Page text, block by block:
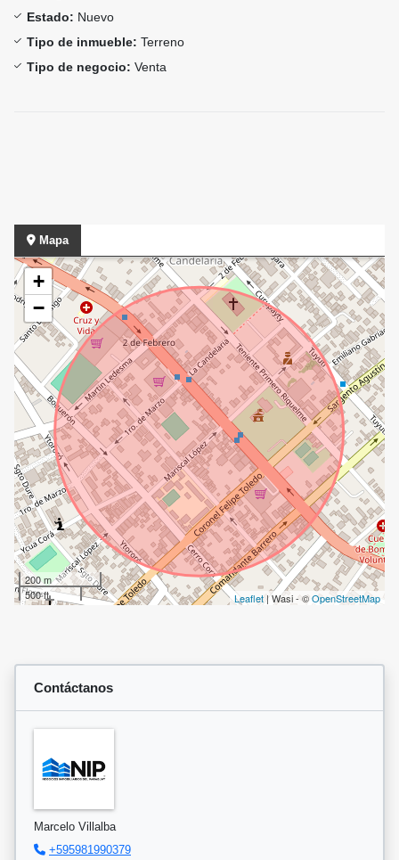
Estado: Nuevo
Tipo de inmueble: Terreno
Tipo de negocio: Venta
Mapa
+
−
200 m
500 ft
Leaflet| Wasi - ©OpenStreetMap
Contáctanos
Marcelo Villalba
+595981990379